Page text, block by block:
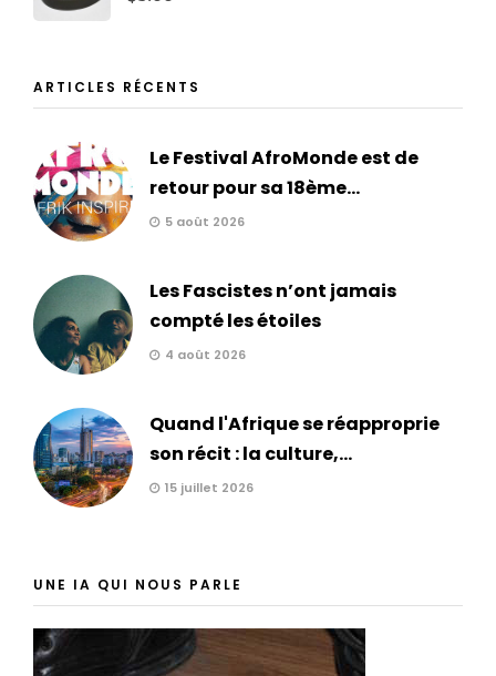
ARTICLES RÉCENTS
Le Festival AfroMonde est de
retour pour sa 18ème...
5 août 2026
Les Fascistes n’ont jamais
compté les étoiles
4 août 2026
Quand l'Afrique se réapproprie
son récit : la culture,...
15 juillet 2026
UNE IA QUI NOUS PARLE